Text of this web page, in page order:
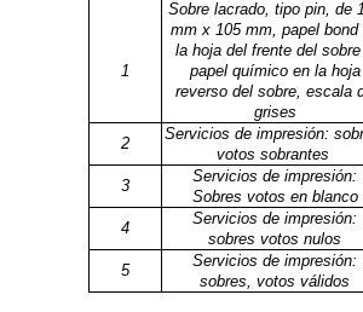
1
Sobre lacrado, tipo pin, de
mm x 105 mm, papel bond
la hoja del frente del
papel químico en la hoja
reverso del sobre, escala
grises
2
Servicios de impresión:
votos sobrantes
3
Servicios de impresión:
Sobres votos en blanco
4
Servicios de impresión:
sobres votos nulos
5
Servicios de impresión:
sobres, votos válidos